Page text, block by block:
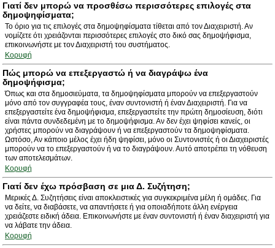
Γιατί δεν μπορώ να προσθέσω περισσότερες επιλογές στα
δημοψηφίσματα;
Το όριο για τις επιλογές στα δημοψηφίσματα τίθεται από τον Διαχειριστή. Αν
νομίζετε ότι χρειάζονται περισσότερες επιλογές στο δικό σας δημοψήφισμα,
επικοινωνήστε με τον Διαχειριστή του συστήματος.
Κορυφή
Πώς μπορώ να επεξεργαστώ ή να διαγράψω ένα
δημοψήφισμα;
Όπως και στα δημοσιεύματα, τα δημοψηφίσματα μπορούν να επεξεργαστούν
μόνο από τον συγγραφέα τους, έναν συντονιστή ή έναν Διαχειριστή. Για να
επεξεργαστείτε ένα δημοψήφισμα, επεξεργαστείτε την πρώτη δημοσίευση, διότι
είναι πάντα συνδεδεμένη με το δημοψήφισμα. Αν δεν έχει ψηφίσει κανείς, οι
χρήστες μπορούν να διαγράψουν ή να επεξεργαστούν τα δημοψηφίσματα.
Ωστόσο, Αν κάποιο μέλος έχει ήδη ψηφίσει, μόνο οι Συντονιστές ή οι Διαχειριστές
μπορούν να το επεξεργαστούν ή να το διαγράψουν. Αυτό αποτρέπει τη νόθευση
των αποτελεσμάτων.
Κορυφή
Γιατί δεν έχω πρόσβαση σε μια Δ. Συζήτηση;
Μερικές Δ. Συζητήσεις είναι αποκλειστικές για συγκεκριμένα μέλη ή ομάδες. Για
να δείτε, να διαβάσετε, να απαντήσετε ή για οποιαδήποτε άλλη ενέργεια
χρειάζεστε ειδική άδεια. Επικοινωνήστε με έναν συντονιστή ή έναν διαχειριστή για
να λάβατε την άδεια.
Κορυφή